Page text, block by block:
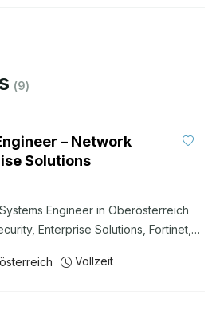
(9)
– Network
Solutions
Engineer in Oberösterreich
Enterprise Solutions, Fortinet,
Vollzeit